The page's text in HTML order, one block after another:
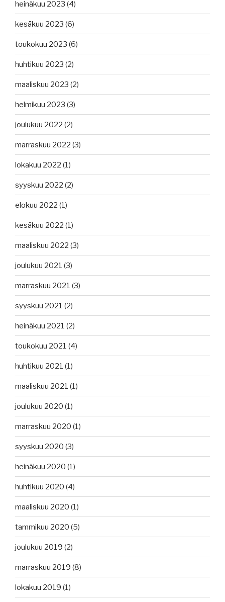
heinäkuu 2023 (4)
kesäkuu 2023 (6)
toukokuu 2023 (6)
huhtikuu 2023 (2)
maaliskuu 2023 (2)
helmikuu 2023 (3)
joulukuu 2022 (2)
marraskuu 2022 (3)
lokakuu 2022 (1)
syyskuu 2022 (2)
elokuu 2022 (1)
kesäkuu 2022 (1)
maaliskuu 2022 (3)
joulukuu 2021 (3)
marraskuu 2021 (3)
syyskuu 2021 (2)
heinäkuu 2021 (2)
toukokuu 2021 (4)
huhtikuu 2021 (1)
maaliskuu 2021 (1)
joulukuu 2020 (1)
marraskuu 2020 (1)
syyskuu 2020 (3)
heinäkuu 2020 (1)
huhtikuu 2020 (4)
maaliskuu 2020 (1)
tammikuu 2020 (5)
joulukuu 2019 (2)
marraskuu 2019 (8)
lokakuu 2019 (1)